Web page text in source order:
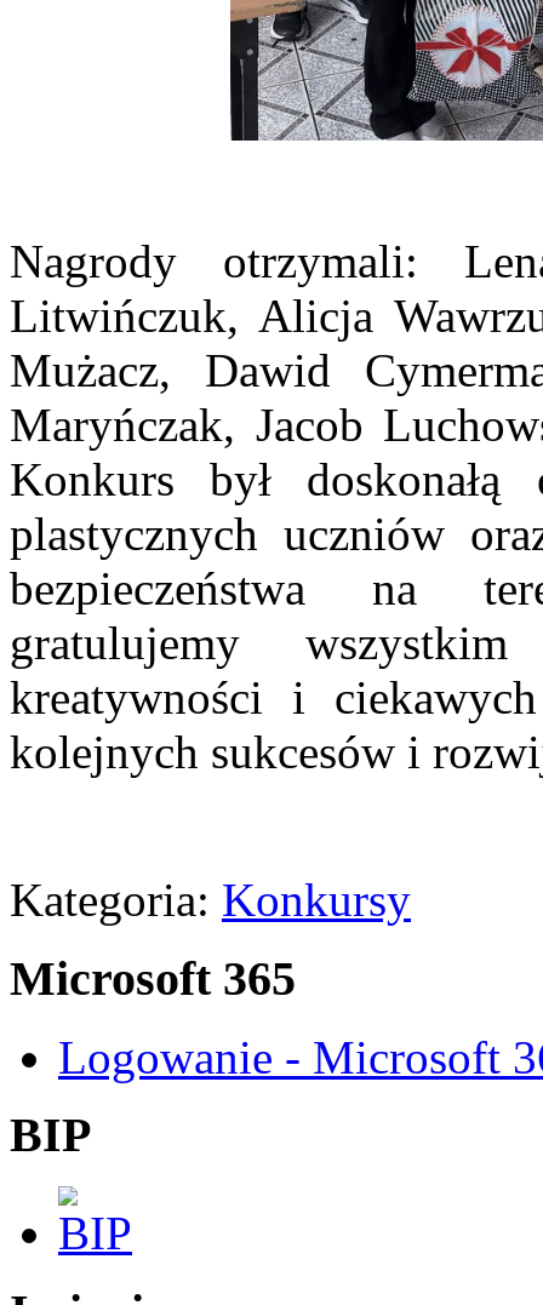
Nagrody otrzymali:
Litwińczuk, Alicja
Mużacz, Dawid
Maryńczak, Jacob
Konkurs był
plastycznych uczniów
bezpieczeństwa na
gratulujemy wszystkim
kreatywności i
kolejnych sukcesów i
Kategoria: Konkursy
Microsoft 365
Logowanie - Microsoft
BIP